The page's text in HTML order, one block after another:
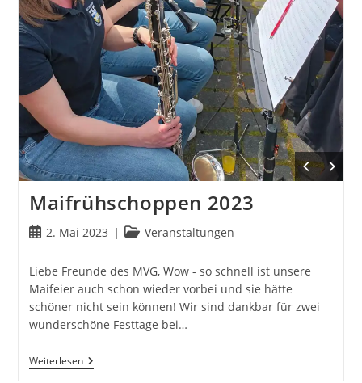
Maifrühschoppen 2023
Beitrag
2. Mai 2023
Beitrags-
Veranstaltungen
Liebe Freunde des MVG, Wow - so schnell ist unsere
Maifeier auch schon wieder vorbei und sie hätte
schöner nicht sein können! Wir sind dankbar für zwei
wunderschöne Festtage bei…
WeiterlesenMaifrühschoppen
2023